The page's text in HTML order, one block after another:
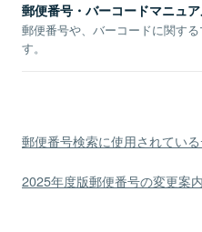
郵便番号・バーコードマニュ
郵便番号や、バーコードに関す
す。
郵便番号検索に使用されてい
2025年度版郵便番号の変更案内